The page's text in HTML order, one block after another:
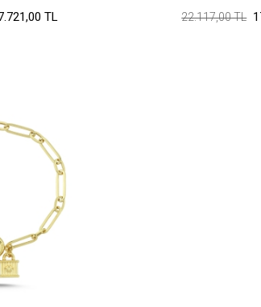
TL 22.117,00 TL